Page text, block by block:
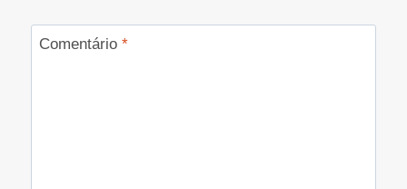
Comentário *